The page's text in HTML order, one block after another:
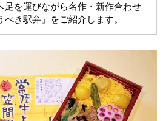
足を運びながら名作・新作合わせ
き駅弁」をご紹介します。